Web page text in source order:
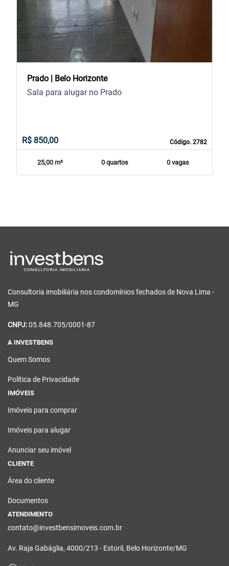
Prado | Belo Horizonte
Código. 2782
Sala para alugar no Prado
R$ 850,00
25,00 m² 0 quartos 0 vagas
Consultoria imobiliária nos condomínios fechados de Nova Lima -
MG
CNPJ:05.848.705/0001-87
A INVESTBENS
Quem Somos
Política de Privacidade
IMÓVEIS
Imóveis para comprar
Imóveis para alugar
Anunciar seu imóvel
CLIENTE
Área do cliente
Documentos
ATENDIMENTO
contato@investbensimoveis.com.br
Av. Raja Gabáglia, 4000/213 - Estoril, Belo Horizonte/MG